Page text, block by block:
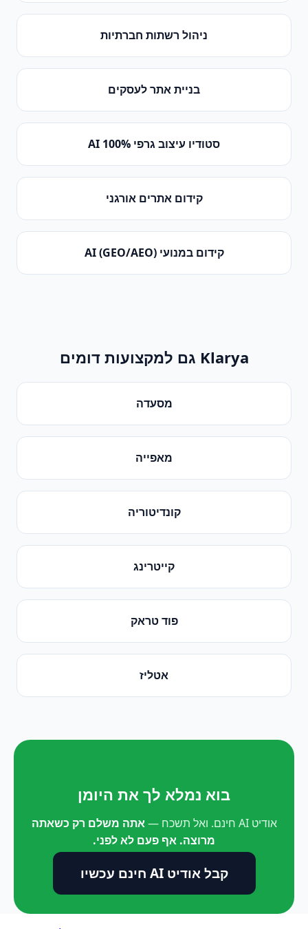
ניהול רשתות חברתיות
בניית אתר לעסקים
סטודיו עיצוב גרפי 100% AI
קידום אתרים אורגני
קידום במנועי AI (GEO/AEO)
Klarya גם למקצועות דומים
מסעדה
מאפייה
קונדיטוריה
קייטרינג
פוד טראק
אטליז
בוא נמלא לך את היומן
אודיט AI חינם. ואל תשכח —
אתה משלם רק כשאתה
מרוצה. אף פעם לא לפני.
קבל אודיט AI חינם עכשיו